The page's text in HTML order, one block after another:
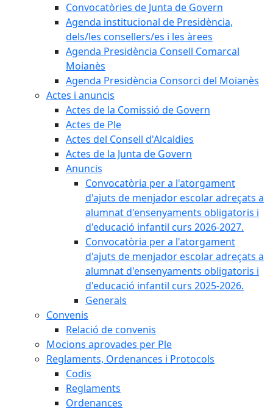
Convocatòries de Junta de Govern
Agenda institucional de Presidència,
dels/les consellers/es i les àrees
Agenda Presidència Consell Comarcal
Moianès
Agenda Presidència Consorci del Moianès
Actes i anuncis
Actes de la Comissió de Govern
Actes de Ple
Actes del Consell d'Alcaldies
Actes de la Junta de Govern
Anuncis
Convocatòria per a l'atorgament
d'ajuts de menjador escolar adreçats a
alumnat d'ensenyaments obligatoris i
d'educació infantil curs 2026-2027.
Convocatòria per a l'atorgament
d'ajuts de menjador escolar adreçats a
alumnat d'ensenyaments obligatoris i
d'educació infantil curs 2025-2026.
Generals
Convenis
Relació de convenis
Mocions aprovades per Ple
Reglaments, Ordenances i Protocols
Codis
Reglaments
Ordenances